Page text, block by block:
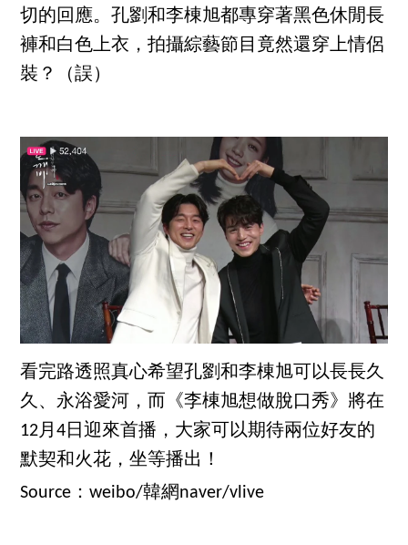
切的回應。孔劉和李棟旭都專穿著黑色休閒長
褲和白色上衣，拍攝綜藝節目竟然還穿上情侶
裝？（誤）
看完路透照真心希望孔劉和李棟旭可以長長久
久、永浴愛河，而《李棟旭想做脫口秀》將在
12月4日迎來首播，大家可以期待兩位好友的
默契和火花，坐等播出！
Source：weibo/韓網naver/vlive